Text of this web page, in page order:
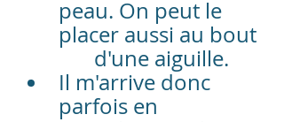
peau. On peut le
placer aussi au bout
	d'une aiguille.
Il m'arrive donc
parfois en